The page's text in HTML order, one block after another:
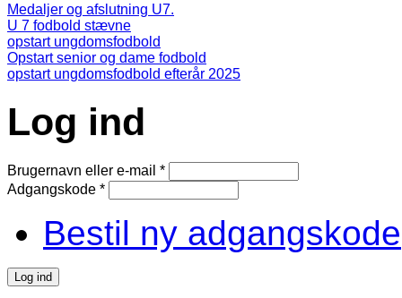
Medaljer og afslutning U7.
U 7 fodbold stævne
opstart ungdomsfodbold
Opstart senior og dame fodbold
opstart ungdomsfodbold efterår 2025
Log ind
Brugernavn eller e-mail *
Adgangskode *
Bestil ny adgangskode